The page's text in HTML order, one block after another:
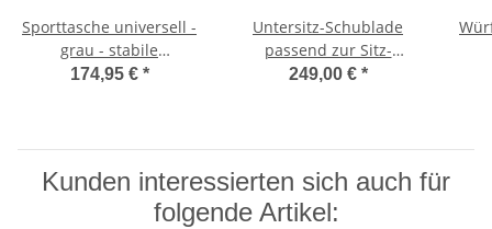
Sporttasche universell -
grau - stabile
Tragetasche für
174,95 € *
Untersitz-Schublade
passend zur Sitz-
Schlafbank SAF42 /
249,00 € *
Kunden interessierten sich auch für
folgende Artikel: